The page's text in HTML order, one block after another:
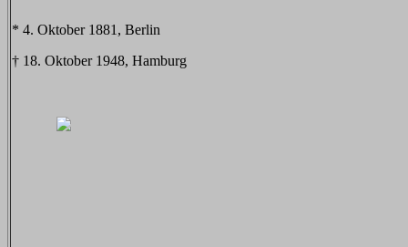
* 4. Oktober 1881, Berlin
† 18. Oktober 1948, Hamburg